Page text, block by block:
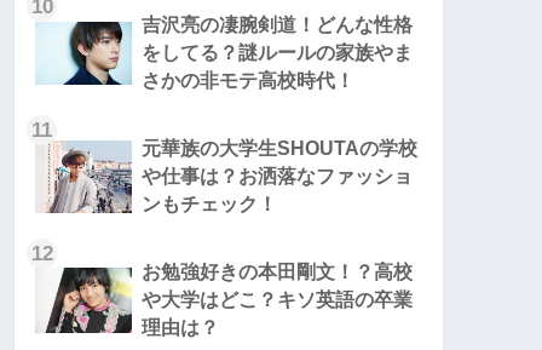
10
吉沢亮の凄腕剣道！どんな性格
をしてる？謎ルールの家族やま
さかの非モテ高校時代！
11
元華族の大学生SHOUTAの学校
や仕事は？お洒落なファッショ
ンもチェック！
12
お勉強好きの本田剛文！？高校
や大学はどこ？キソ英語の卒業
理由は？